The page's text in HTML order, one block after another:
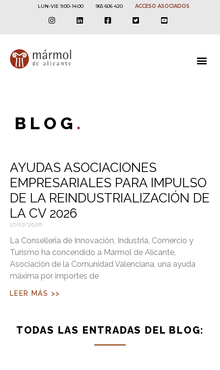
LUN-VIE 9:00-14:00 965 606 420 ACCESO ASOCIADOS
BLOG .
AYUDAS ASOCIACIONES
EMPRESARIALES PARA IMPULSO
DE LA REINDUSTRIALIZACIÓN DE
LA CV 2026
17/07/2026
La Conselleria de Innovación, Industria, Comercio y
Turismo ha concendido a Mármol de Alicante,
Asociación de la Comunidad Valenciana, una ayuda
máxima por importes de
LEER MÁS >>
TODAS LAS ENTRADAS DEL BLOG: